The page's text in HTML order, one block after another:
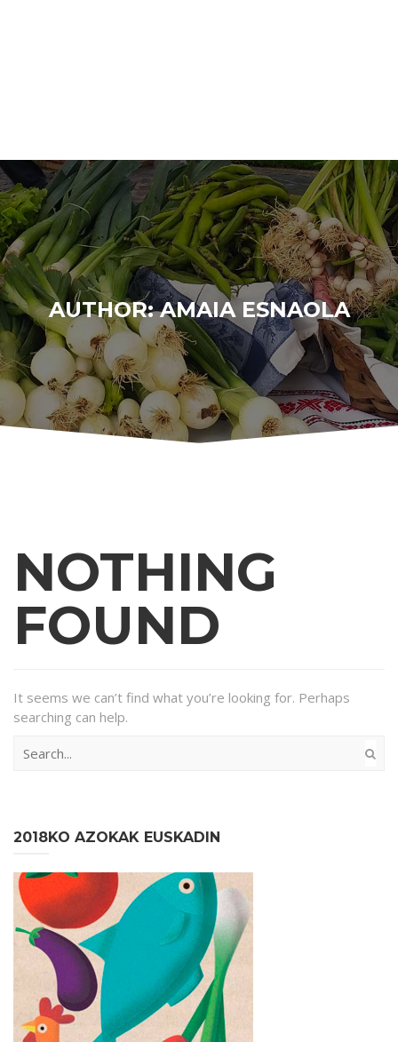
AUTHOR:AMAIA ESNAOLA
NOTHING
FOUND
It seems we can’t find what you’re looking for. Perhaps
searching can help.
2018KO AZOKAK EUSKADIN